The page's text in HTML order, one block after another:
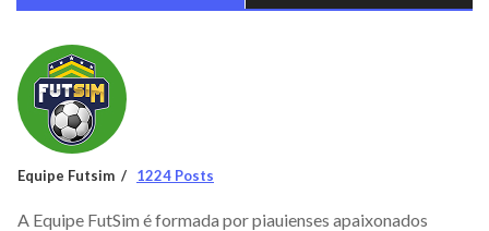
Equipe Futsim 1224 Posts
A Equipe FutSim é formada por piauienses apaixonados